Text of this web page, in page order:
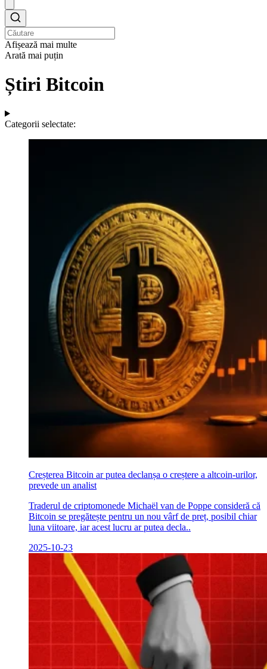
Afișează mai multe
Arată mai puțin
Știri Bitcoin
Categorii selectate:
Creșterea Bitcoin ar putea declanșa o creștere a altcoin-urilor,
prevede un analist
Traderul de criptomonede Michaël van de Poppe consideră că
Bitcoin se pregătește pentru un nou vârf de preț, posibil chiar
luna viitoare, iar acest lucru ar putea decla..
2025-10-23